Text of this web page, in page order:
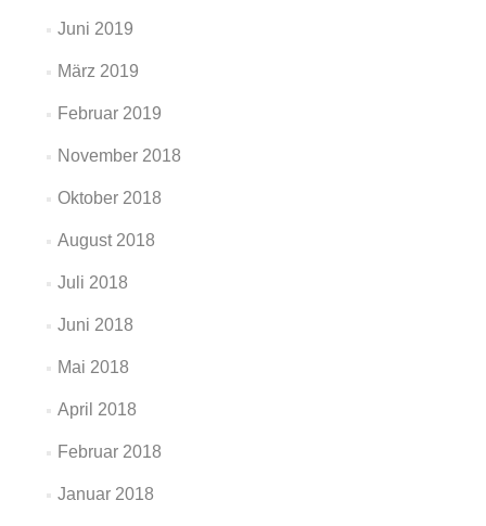
Juni 2019
März 2019
Februar 2019
November 2018
Oktober 2018
August 2018
Juli 2018
Juni 2018
Mai 2018
April 2018
Februar 2018
Januar 2018